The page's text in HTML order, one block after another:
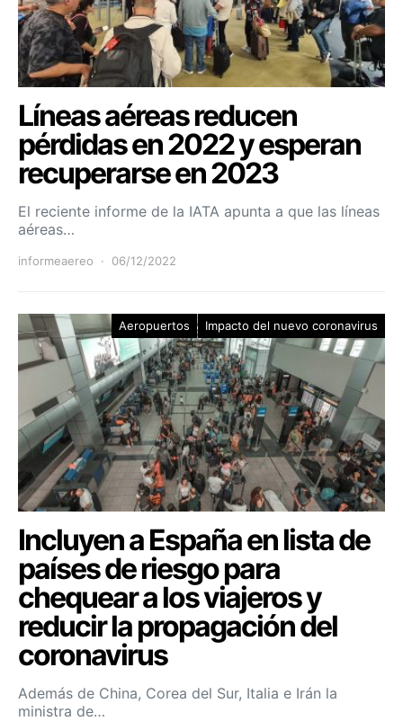
Líneas aéreas reducen
pérdidas en 2022 y esperan
recuperarse en 2023
El reciente informe de la IATA apunta a que las líneas
aéreas…
informeaereo 06/12/2022
Aeropuertos Impacto del nuevo coronavirus
Incluyen a España en lista de
países de riesgo para
chequear a los viajeros y
reducir la propagación del
coronavirus
Además de China, Corea del Sur, Italia e Irán la
ministra de…